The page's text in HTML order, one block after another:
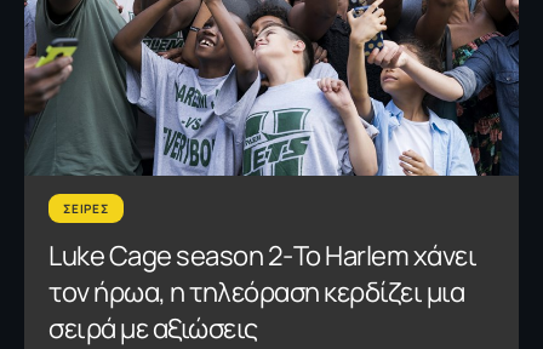
ΣΕΙΡΕΣ
Luke Cage season 2-Το Harlem χάνει
τον ήρωα, η τηλεόραση κερδίζει μια
σειρά με αξιώσεις